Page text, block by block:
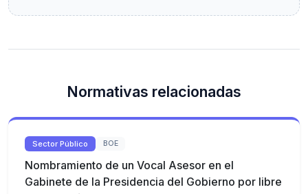
Normativas relacionadas
Sector Público BOE
Nombramiento de un Vocal Asesor en el
Gabinete de la Presidencia del Gobierno por libre